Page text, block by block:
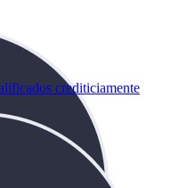
crediticiamente